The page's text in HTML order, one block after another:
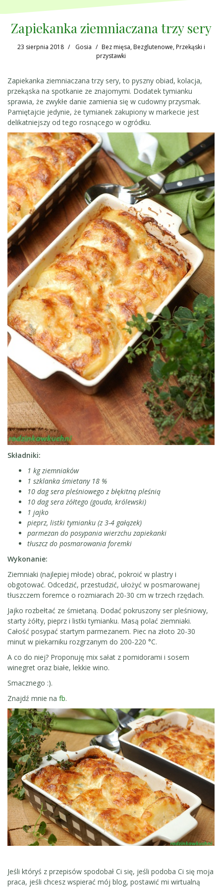
Zapiekanka ziemniaczana trzy sery
23 sierpnia 2018 Gosia Bez mięsa,Bezglutenowe,Przekąski i
przystawki
Zapiekanka ziemniaczana trzy sery, to pyszny obiad, kolacja,
przekąska na spotkanie ze znajomymi. Dodatek tymianku
sprawia, że zwykłe danie zamienia się w cudowny przysmak.
Pamiętajcie jedynie, że tymianek zakupiony w markecie jest
delikatniejszy od tego rosnącego w ogródku.
Składniki:
1 kg ziemniaków
1 szklanka śmietany 18 %
10 dag sera pleśniowego z błękitną pleśnią
10 dag sera żółtego (gouda, królewski)
1 jajko
pieprz, listki tymianku (z 3-4 gałązek)
parmezan do posypania wierzchu zapiekanki
tłuszcz do posmarowania foremki
Wykonanie:
Ziemniaki (najlepiej młode) obrać, pokroić w plastry i
obgotować. Odcedzić, przestudzić, ułożyć w posmarowanej
tłuszczem foremce o rozmiarach 20-30 cm w trzech rzędach.
Jajko rozbełtać ze śmietaną. Dodać pokruszony ser pleśniowy,
starty żółty, pieprz i listki tymianku. Masą polać ziemniaki.
Całość posypać startym parmezanem. Piec na złoto 20-30
minut w piekarniku rozgrzanym do 200-220 °C.
A co do niej? Proponuję mix sałat z pomidorami i sosem
winegret oraz białe, lekkie wino.
Smacznego :).
Znajdź mnie na fb.
Jeśli któryś z przepisów spodobał Ci się, jeśli podoba Ci się moja
praca, jeśli chcesz wspierać mój blog, postawić mi wirtualną